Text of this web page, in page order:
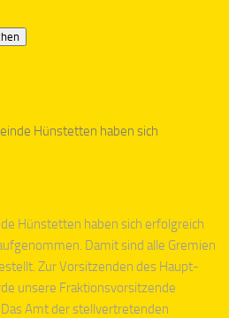
Hünstetten haben sich
Hünstetten haben sich erfolgreich
Damit sind alle Gremien
Zur Vorsitzenden des Haupt-
unsere Fraktionsvorsitzende
Amt der stellvertretenden